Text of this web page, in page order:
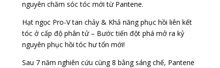
nguyên chăm sóc tóc mới từ Pantene.
Hạt ngọc Pro-V tan chảy & Khả năng phục hồi liên kết
tóc ở cấp độ phân tử – Bước tiến đột phá mở ra kỷ
nguyên phục hồi tóc hư tổn mới!
Sau 7 năm nghiên cứu cùng 8 bằng sáng chế, Pantene